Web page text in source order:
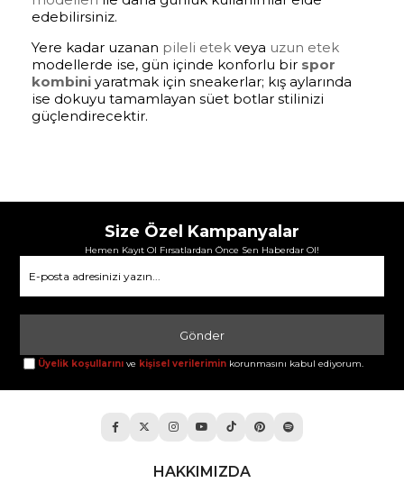
edebilirsiniz.
Yere kadar uzanan pileli etek veya uzun etek
modellerde ise, gün içinde konforlu bir spor
kombini yaratmak için sneakerlar; kış aylarında
ise dokuyu tamamlayan süet botlar stilinizi
güçlendirecektir.
Size Özel Kampanyalar
Hemen Kayıt Ol Fırsatlardan Önce Sen Haberdar Ol!
Gönder
Üyelik koşullarını ve kişisel verilerimin korunmasını kabul ediyorum.
HAKKIMIZDA